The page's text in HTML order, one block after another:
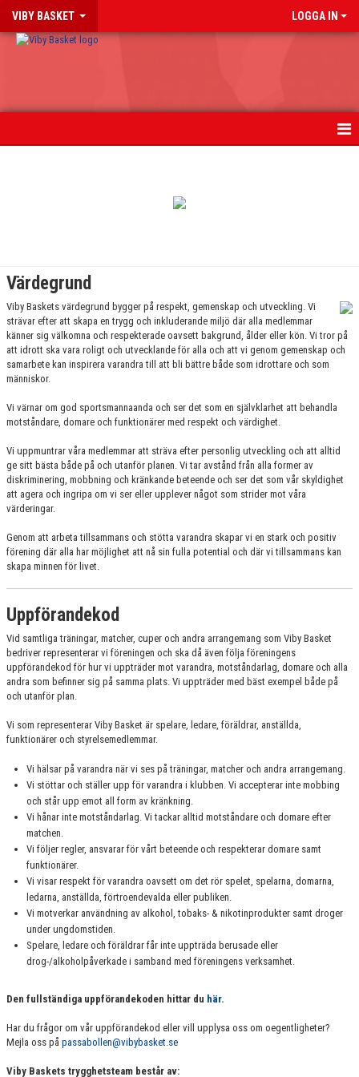
VIBY BASKET LOGGA IN
FÖR LEDARE & FÖRÄLDRAR
MATCH & RESULTAT
ARRANGEMANG
KLUBBSHOP
VÄRDEGRUND & UPPFÖRANDEKOD
STJÄRNSKOTT
Värdegrund
Viby Baskets värdegrund bygger på respekt, gemenskap och utveckling. Vi
strävar efter att skapa en trygg och inkluderande miljö där alla medlemmar
känner sig välkomna och respekterade oavsett bakgrund, ålder eller kön. Vi tror på
att idrott ska vara roligt och utvecklande för alla och att vi genom gemenskap och
samarbete kan inspirera varandra till att bli bättre både som idrottare och som
människor.
Vi värnar om god sportsmannaanda och ser det som en självklarhet att behandla
motståndare, domare och funktionärer med respekt och värdighet.
Vi uppmuntrar våra medlemmar att sträva efter personlig utveckling och att alltid
ge sitt bästa både på och utanför planen. Vi tar avstånd från alla former av
diskriminering, mobbning och kränkande beteende och ser det som vår skyldighet
att agera och ingripa om vi ser eller upplever något som strider mot våra
värderingar.
Genom att arbeta tillsammans och stötta varandra skapar vi en stark och positiv
förening där alla har möjlighet att nå sin fulla potential och där vi tillsammans kan
skapa minnen för livet.
Uppförandekod
Vid samtliga träningar, matcher, cuper och andra arrangemang som Viby Basket
bedriver representerar vi föreningen och ska då även följa föreningens
uppförandekod för hur vi uppträder mot varandra, motståndarlag, domare och alla
andra som befinner sig på samma plats. Vi uppträder med bäst exempel både på
och utanför plan.
Vi som representerar Viby Basket är spelare, ledare, föräldrar, anställda,
funktionärer och styrelsemedlemmar.
Vi hälsar på varandra när vi ses på träningar, matcher och andra arrangemang.
Vi stöttar och ställer upp för varandra i klubben. Vi accepterar inte mobbing
och står upp emot all form av kränkning.
Vi hånar inte motståndarlag. Vi tackar alltid motståndare och domare efter
matchen.
Vi följer regler, ansvarar för vårt beteende och respekterar domare samt
funktionärer.
Vi visar respekt för varandra oavsett om det rör spelet, spelarna, domarna,
ledarna, anställda, förtroendevalda eller publiken.
Vi motverkar användning av alkohol, tobaks- & nikotinprodukter samt droger
under ungdomstiden.
Spelare, ledare och föräldrar får inte uppträda berusade eller
drog-/alkoholpåverkade i samband med föreningens verksamhet.
Den fullständiga uppförandekoden hittar du här.
Har du frågor om vår uppförandekod eller vill upplysa oss om oegentligheter?
Mejla oss på passabollen@vibybasket.se
Viby Baskets trygghetsteam består av: